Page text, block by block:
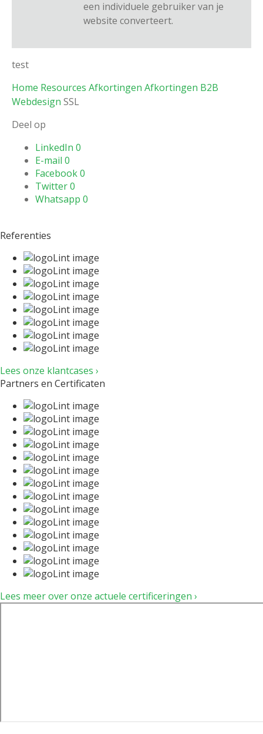
een individuele gebruiker van je
website converteert.
test
Home Resources Afkortingen Afkortingen B2B
Webdesign SSL
Deel op
LinkedIn 0
E-mail 0
Facebook0
Twitter0
Whatsapp 0
Referenties
Lees onze klantcases ›
Partners en Certificaten
Lees meer over onze actuele certificeringen ›